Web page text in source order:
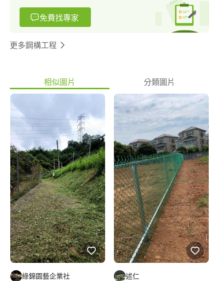
免費找專家
更多鋼構工程
相似圖片 分類圖片
綠錦園藝企業社 述仁